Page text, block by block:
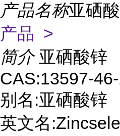
产品名称亚硒
产品 >
简介 亚硒酸锌
CAS:13597-
别名:亚硒酸锌
英文名